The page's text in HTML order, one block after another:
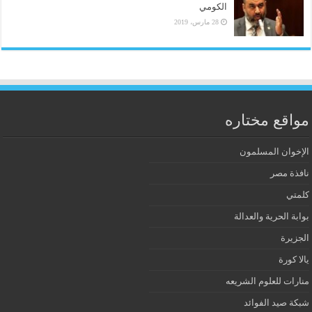
الكومي
28 مارس، 2019
مواقع مختاره
الإخوان المسلمون
نافذة مصر
كلمتي
بوابة الحرية والعدالة
الجزيرة
يالا كورة
منارات للعلوم الشريعه
شبكة صيد الفوائد